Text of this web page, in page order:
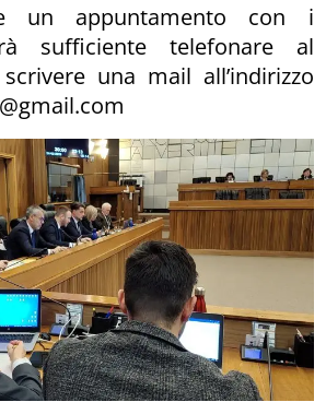
un appuntamento con i
sufficiente telefonare al
una mail all’indirizzo